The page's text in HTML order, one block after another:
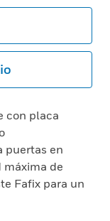
con placa
puertas en
máxima de
Fafix para un